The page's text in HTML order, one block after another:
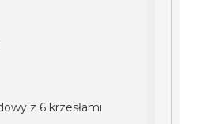
z 6 krzesłami